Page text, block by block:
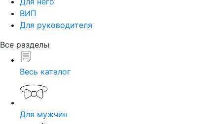
ВИП
Для руководителя
Все разделы
Весь каталог
Для мужчин